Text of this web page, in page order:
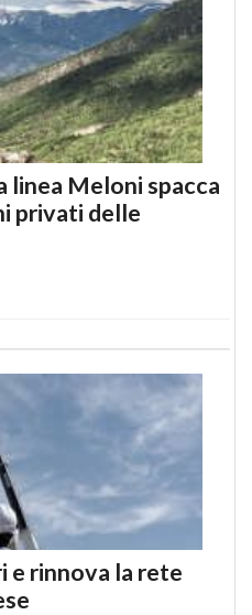
linea Meloni spacca
privati delle
e rinnova la rete